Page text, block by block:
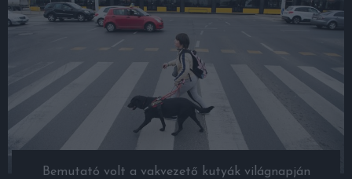
Bemutató volt a vakvezető kutyák világnapján